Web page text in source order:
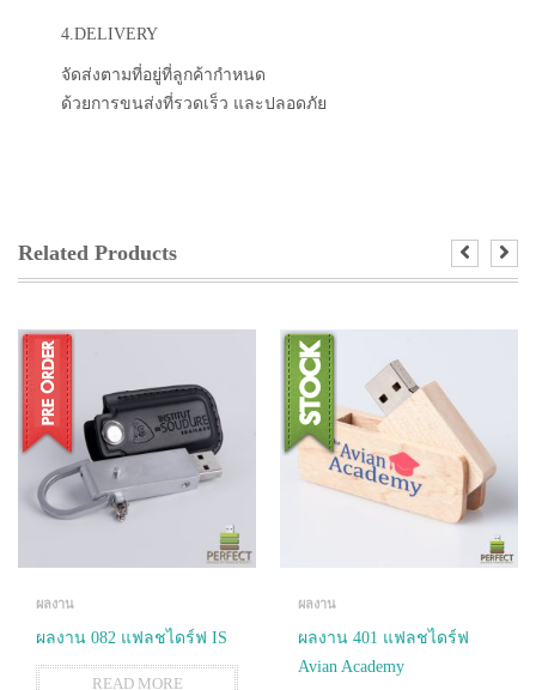
4.DELIVERY
จัดส่งตามที่อยู่ที่ลูกค้ากำหนด
ด้วยการขนส่งที่รวดเร็ว และปลอดภัย
Related Products
ผลงาน
ผลงาน 082 แฟลชไดร์ฟ IS
READ MORE
ผลงาน
ผลงาน 401 แฟลชไดร์ฟ
Avian Academy